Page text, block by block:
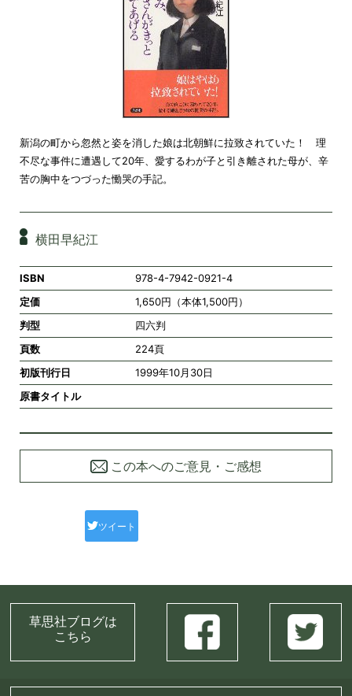
新潟の町から忽然と姿を消した娘は北朝鮮に拉致されていた！ 理
不尽な事件に遭遇して20年、愛するわが子と引き離された母が、辛
苦の胸中をつづった慟哭の手記。
横田早紀江
ISBN
978-4-7942-0921-4
定価
1,650円（本体1,500円）
判型
四六判
頁数
224頁
初版刊行日
1999年10月30日
原書タイトル
この本へのご意見・ご感想
ツイート
草思社ブログは
こちら